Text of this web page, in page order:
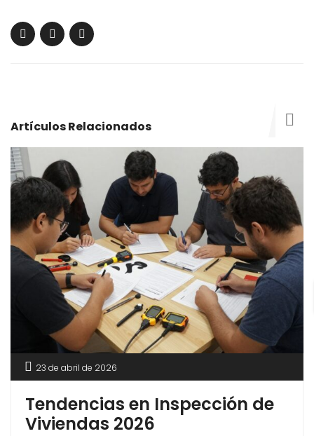
Artículos Relacionados
23 de abril de 2026
Tendencias en Inspección de
Viviendas 2026